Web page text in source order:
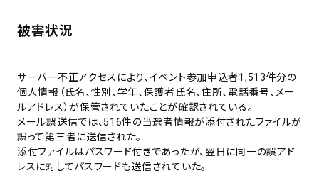
被害状況
サーバー不正アクセスにより、イベント参加申込者1,513件分の
個人情報（氏名、性別、学年、保護者氏名、住所、電話番号、メー
ルアドレス）が保管されていたことが確認されている。
メール誤送信では、516件の当選者情報が添付されたファイルが
誤って第三者に送信された。
添付ファイルはパスワード付きであったが、翌日に同一の誤アド
レスに対してパスワードも送信されていた。